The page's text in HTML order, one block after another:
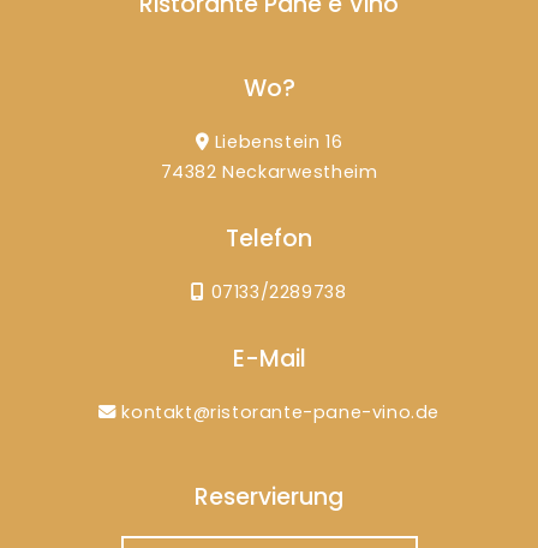
Wo?
Liebenstein 16
74382 Neckarwestheim
Telefon
07133/2289738
E-Mail
kontakt@ristorante-pane-vino.de
Reservierung